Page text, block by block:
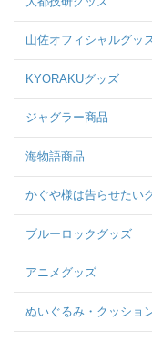
山佐オフィシャルグッ
KYORAKUグッズ
ジャグラー商品
海物語商品
かぐや様は告らせたい
ブルーロックグッズ
アニメグッズ
ぬいぐるみ・クッショ